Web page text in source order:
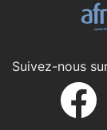
Suivez-nous